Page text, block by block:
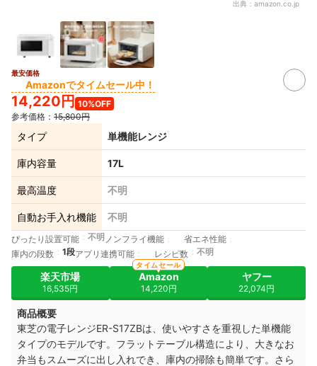
出典： amazon.co.jp
最安価格
Amazonでタイムセール中！
14,220円 10%OFF
参考価格： 15,800円
タイプ 単機能レンジ
庫内容量 17L
最高温度 不明
自動お手入れ機能 不明
ぴったり設置可能 不明 ノンフライ機能
省エネ性能
庫内の段数
1段アプリ連携可能 レシピ数 不明
楽天市場
16,535円
Amazon
14,220円
タイムセール
ヤフー
22,074円
商品概要
東芝の電子レンジER-S17ZBは、使いやすさを重視した単機能
タイプのモデルです。フラットテーブル構造により、大きなお
弁当もスムーズに出し入れでき、庫内の掃除も簡単です。さら